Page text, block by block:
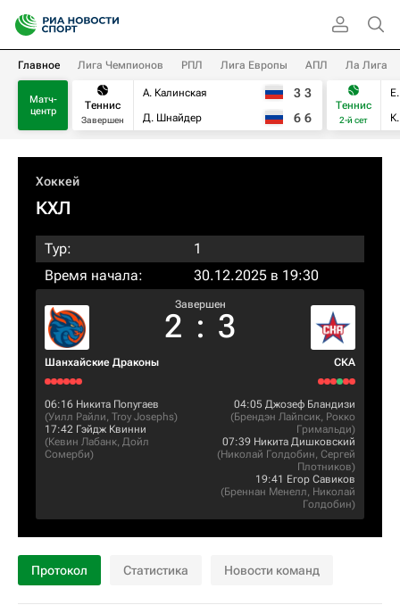
Главное Лига Чемпионов РПЛ Лига Европы АПЛ Ла Лига
Матч-
центр
Теннис
Завершен
А. Калинская
Д. Шнайдер
3 3
6 6
Теннис
2-й сет
Хоккей
КХЛ
Тур:
1
Время начала:
30.12.2025 в 19:30
Шанхайские Драконы
Завершен
2 : 3
СКА
06:16 Никита Попугаев
(Уилл Райли, Troy Josephs)
17:42 Гэйдж Квинни
(Кевин Лабанк, Дойл
Сомерби)
04:05 Джозеф Бландизи
(Брендэн Лайпсик, Рокко
Гримальди)
07:39 Никита Дишковский
(Николай Голдобин, Сергей
Плотников)
19:41 Егор Савиков
(Бреннан Менелл, Николай
Голдобин)
Протокол Статистика Новости команд